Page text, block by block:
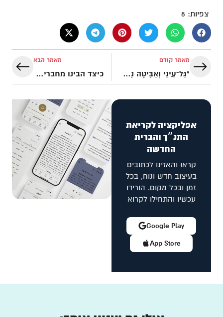
צפיות: 8
מאמר קודם
"גַּל־עֵינַי וְאַבִּיטָה נִפְלָאוֹת מִתּוֹרָתֶךָ" תהלים קיט 18
מאמר הבא
כיצד הבינו מחברי הברית החדשה את דמותו של השטן – על פי המקרא?
אפליקציה לקריאת
התנ״ך והברית
החדשה
קראו והאזינו לכתובים
בעיצוב חדש ונוח, בכל
זמן ובכל מקום. הורידו
עכשיו והתחילו לקרוא
App Store
Google Play